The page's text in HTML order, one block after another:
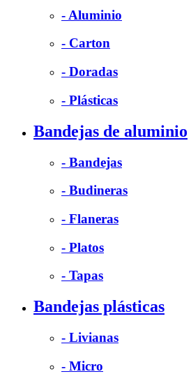
- Aluminio
- Carton
- Doradas
- Plásticas
Bandejas de aluminio
- Bandejas
- Budineras
- Flaneras
- Platos
- Tapas
Bandejas plásticas
- Livianas
- Micro